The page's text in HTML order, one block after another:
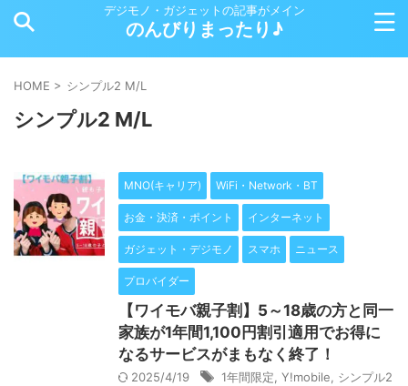
デジモノ・ガジェットの記事がメイン
のんびりまったり♪
HOME > シンプル2 M/L
シンプル2 M/L
MNO(キャリア) WiFi・Network・BT
お金・決済・ポイント インターネット
ガジェット・デジモノ スマホ ニュース
プロバイダー
【ワイモバ親子割】5～18歳の方と同一
家族が1年間1,100円割引適用でお得に
なるサービスがまもなく終了！
2025/4/19 1年間限定 Y!mobile
シンプル2